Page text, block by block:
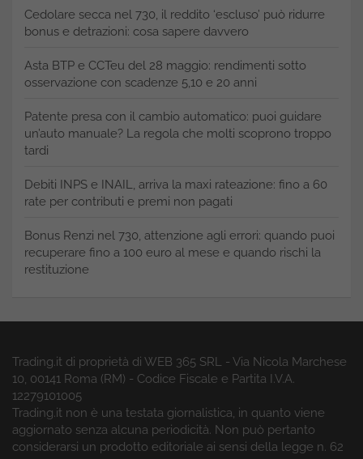
Cedolare secca nel 730, il reddito ‘escluso’ può ridurre
bonus e detrazioni: cosa sapere davvero
Asta BTP e CCTeu del 28 maggio: rendimenti sotto
osservazione con scadenze 5,10 e 20 anni
Patente presa con il cambio automatico: puoi guidare
un’auto manuale? La regola che molti scoprono troppo
tardi
Debiti INPS e INAIL, arriva la maxi rateazione: fino a 60
rate per contributi e premi non pagati
Bonus Renzi nel 730, attenzione agli errori: quando puoi
recuperare fino a 100 euro al mese e quando rischi la
restituzione
Trading.it di proprietà di WEB 365 SRL - Via Nicola Marchese
10, 00141 Roma (RM) - Codice Fiscale e Partita I.V.A.
12279101005
Trading.it non è una testata giornalistica, in quanto viene
aggiornato senza alcuna periodicità. Non può pertanto
considerarsi un prodotto editoriale ai sensi della legge n. 62